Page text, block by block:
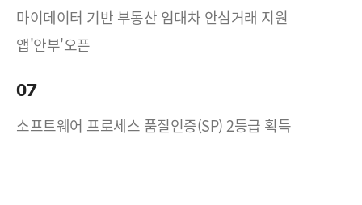
마이데이터 기반 부동산 임대차 안심거래 지원
앱'안부'오픈
07
소프트웨어 프로세스 품질인증(SP) 2등급 획득